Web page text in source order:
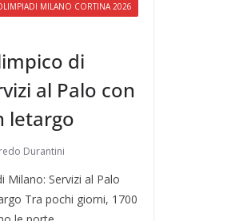
MILANO CORTINA 2026
di
al Palo con
letargo
Durantini
Milano: Servizi al Palo
Tra pochi giorni, 1700